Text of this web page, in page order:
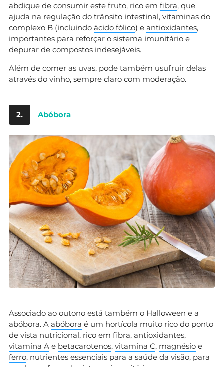
abdique de consumir este fruto, rico em fibra, que
ajuda na regulação do trânsito intestinal, vitaminas do
complexo B (incluindo ácido fólico) e antioxidantes,
importantes para reforçar o sistema imunitário e
depurar de compostos indesejáveis.
Além de comer as uvas, pode também usufruir delas
através do vinho, sempre claro com moderação.
2. Abóbora
Associado ao outono está também o Halloween e a
abóbora. A abóbora é um hortícola muito rico do ponto
de vista nutricional, rico em fibra, antioxidantes,
vitamina A e betacarotenos, vitamina C, magnésio e
ferro, nutrientes essenciais para a saúde da visão, para